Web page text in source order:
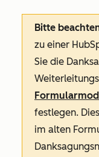
Bitte
zu einer
Sie die
festlegen.
im alten